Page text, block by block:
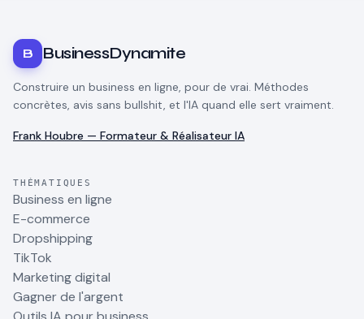
B BusinessDynamite
Construire un business en ligne, pour de vrai. Méthodes
concrètes, avis sans bullshit, et l'IA quand elle sert vraiment.
Frank Houbre — Formateur & Réalisateur IA
THÉMATIQUES
Business en ligne
E-commerce
Dropshipping
TikTok
Marketing digital
Gagner de l'argent